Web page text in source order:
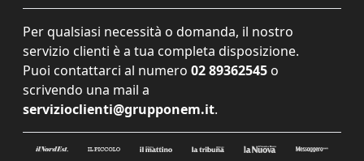
Per qualsiasi necessità o domanda, il nostro
servizio clienti è a tua completa disposizione.
Puoi contattarci al numero 02 89362545 o
scrivendo una mail a
servizioclienti@grupponem.it.